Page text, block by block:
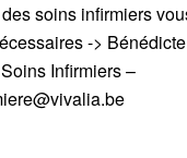
soins infirmiers
->
Infirmiers –